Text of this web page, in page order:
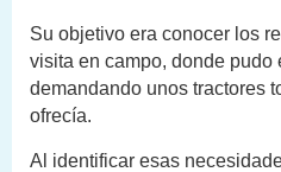
Su objetivo era conocer los
visita en campo, donde
demandando unos tractores
ofrecía.
Al identificar esas